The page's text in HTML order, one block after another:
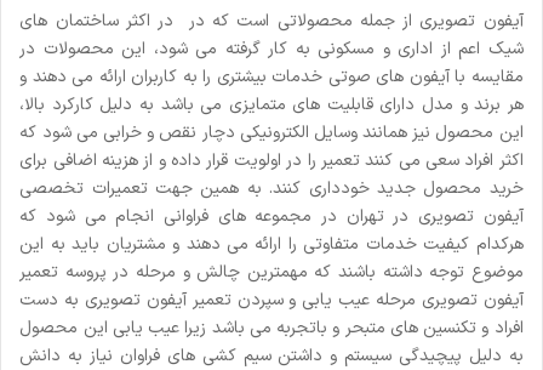
آیفون تصویری از جمله محصولاتی است که در در اکثر ساختمان های
شیک اعم از اداری و مسکونی به کار گرفته می ‌شود، این محصولات در
مقایسه با آیفون های صوتی خدمات بیشتری را به کاربران ارائه می دهند و
هر برند و مدل دارای قابلیت های متمایزی می باشد به دلیل کارکرد بالا،
این محصول نیز همانند وسایل الکترونیکی دچار نقص و خرابی می‌ شود که
اکثر افراد سعی می‌ کنند تعمیر را در اولویت قرار داده و از هزینه اضافی برای
خرید محصول جدید خودداری کنند. به همین جهت تعمیرات تخصصی
آیفون تصویری در تهران در مجموعه های فراوانی انجام می‌ شود که
هرکدام کیفیت خدمات متفاوتی را ارائه می دهند و مشتریان باید به این
موضوع توجه داشته باشند که مهمترین چالش و مرحله در پروسه تعمیر
آیفون تصویری مرحله عیب یابی و سپردن تعمیر آیفون تصویری به دست
افراد و تکنسین های متبحر و باتجربه می باشد زیرا عیب یابی این محصول
به دلیل پیچیدگی سیستم و داشتن سیم کشی های فراوان نیاز به دانش